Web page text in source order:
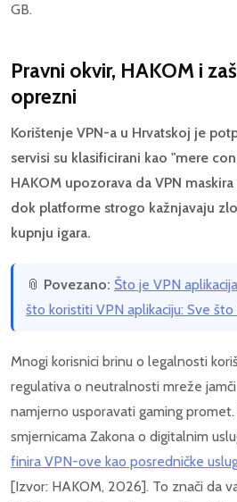
GB.
Pravni okvir, HAKOM i
oprezni
Korištenje VPN-a u Hrvatskoj je
servisi su klasificirani kao "mere
HAKOM upozorava da VPN
dok platforme strogo kažnjavaju
kupnju igara.
📎 Povezano: Što je VPN
što koristiti VPN aplikaciju: Sve
Mnogi korisnici brinu o legalnosti
regulativa o neutralnosti mreže
namjerno usporavati gaming
smjernicama Zakona o digitalnim
finira VPN-ove kao posredničke
[Izvor: HAKOM, 2026]. To znači da